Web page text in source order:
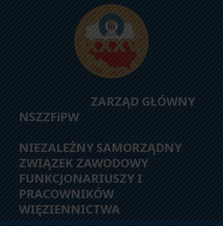
ZARZĄD GŁÓWNY
NSZZFiPW
NIEZALEŻNY SAMORZĄDNY
ZWIĄZEK ZAWODOWY
FUNKCJONARIUSZY I
PRACOWNIKÓW
WIĘZIENNICTWA